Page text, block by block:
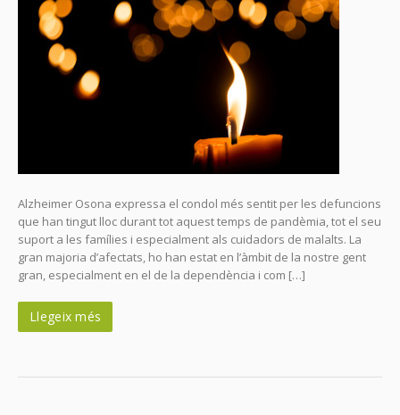
Alzheimer Osona expressa el condol més sentit per les defuncions
que han tingut lloc durant tot aquest temps de pandèmia, tot el seu
suport a les famílies i especialment als cuidadors de malalts. La
gran majoria d’afectats, ho han estat en l’àmbit de la nostre gent
gran, especialment en el de la dependència i com […]
Llegeix més